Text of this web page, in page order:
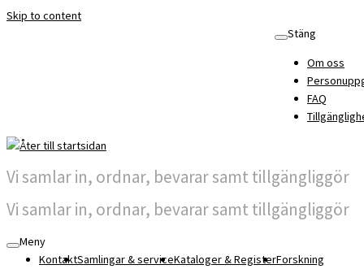
Skip to content
Stäng
Om oss
FAQ
Vi samlar in, ordnar, bevarar samt tillgängliggör
Vi samlar in, ordnar, bevarar samt tillgängliggör
Meny
KontaktSamlingar & serviceKataloger & RegisterForskning